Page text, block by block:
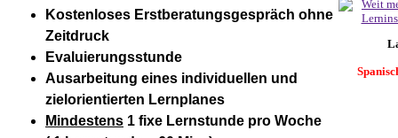
Kostenloses Erstberatungsgespräch ohne
Zeitdruck
Evaluierungsstunde
Ausarbeitung eines individuellen und
zielorientierten Lernplanes
Mindestens 1 fixe Lernstunde pro Woche